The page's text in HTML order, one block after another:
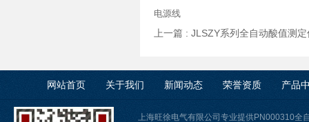
电源线
上一篇 : JLSZY系列全自动酸值测
网站首页 关于我们 新闻动态 荣誉资质 产品
上海旺徐电气有限公司专业提供PN000310全